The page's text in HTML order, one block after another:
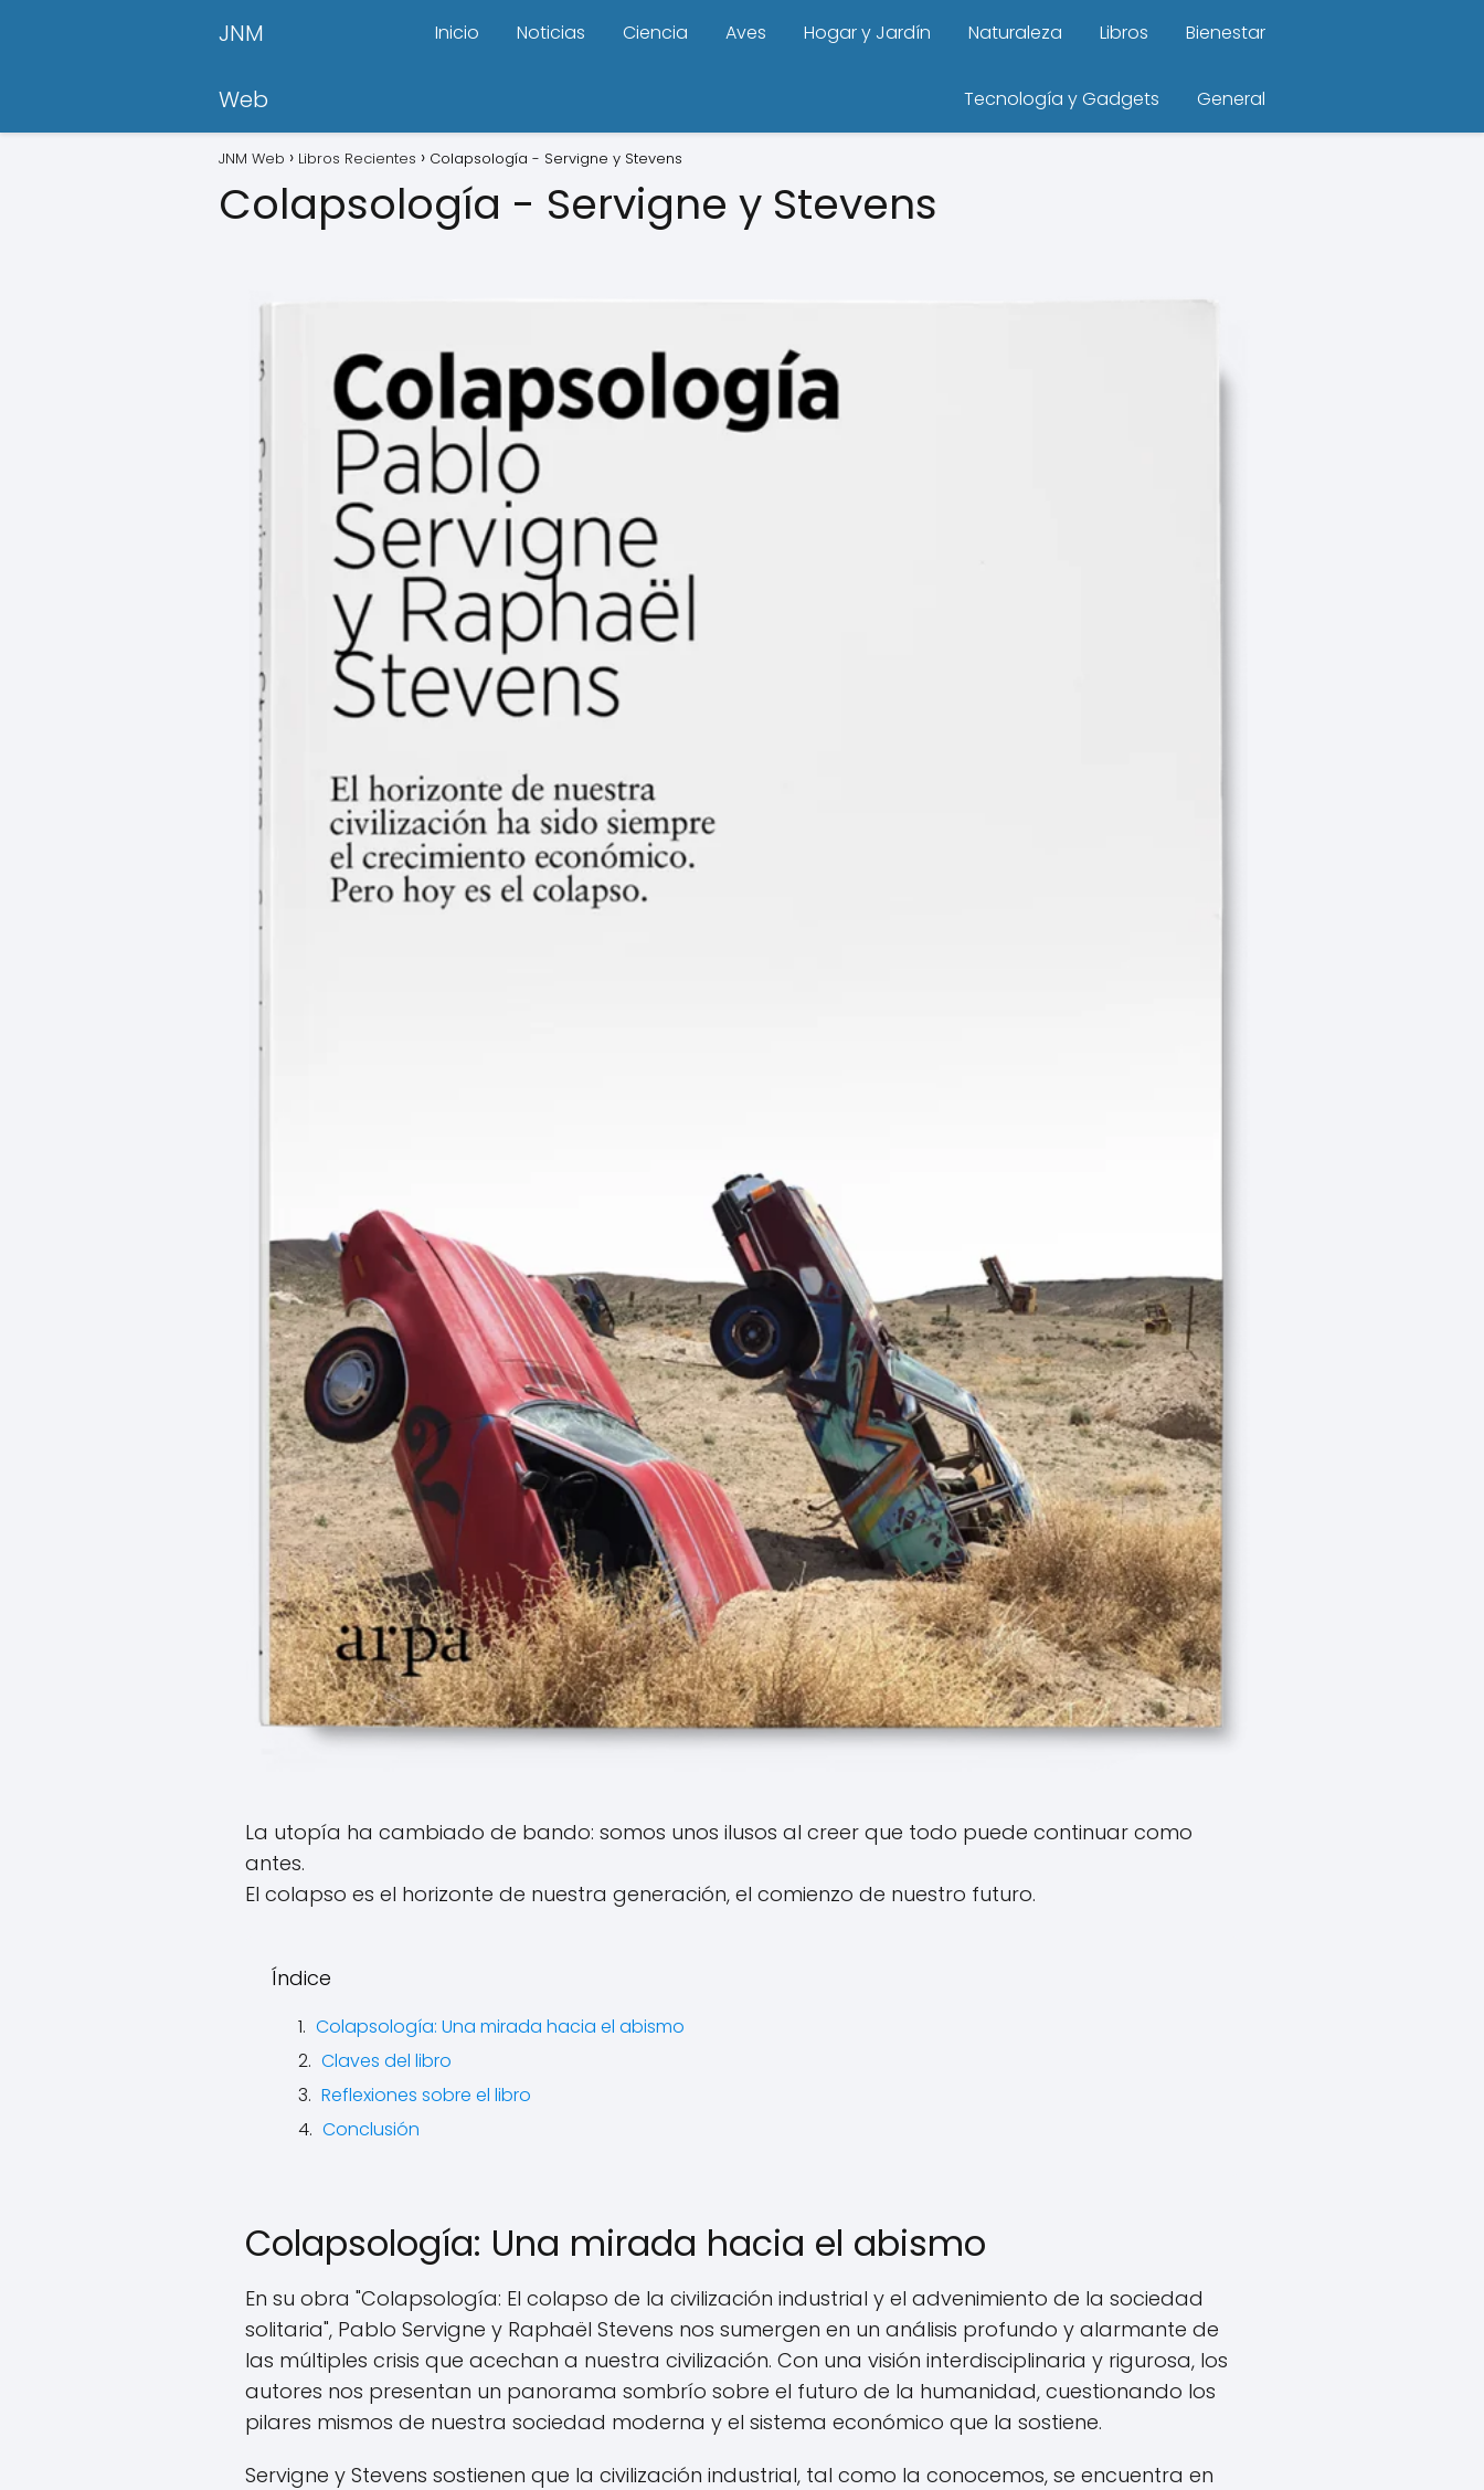
JNM
Web
Inicio Noticias Ciencia Aves Hogar y Jardín Naturaleza Libros Bienestar
Tecnología y Gadgets General
JNM Web Libros Recientes Colapsología - Servigne y Stevens
Colapsología - Servigne y Stevens
La utopía ha cambiado de bando: somos unos ilusos al creer que todo puede continuar como
antes.
El colapso es el horizonte de nuestra generación, el comienzo de nuestro futuro.
Índice
Colapsología: Una mirada hacia el abismo
Claves del libro
Reflexiones sobre el libro
Conclusión
Colapsología: Una mirada hacia el abismo
En su obra "Colapsología: El colapso de la civilización industrial y el advenimiento de la sociedad
solitaria", Pablo Servigne y Raphaël Stevens nos sumergen en un análisis profundo y alarmante de
las múltiples crisis que acechan a nuestra civilización. Con una visión interdisciplinaria y rigurosa, los
autores nos presentan un panorama sombrío sobre el futuro de la humanidad, cuestionando los
pilares mismos de nuestra sociedad moderna y el sistema económico que la sostiene.
Servigne y Stevens sostienen que la civilización industrial, tal como la conocemos, se encuentra en